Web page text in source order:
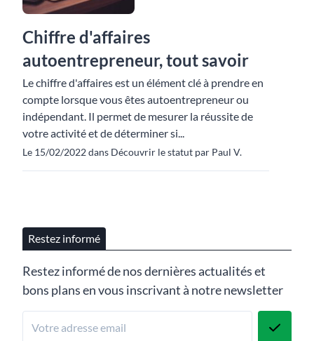
Chiffre d'affaires
autoentrepreneur, tout savoir
Le chiffre d'affaires est un élément clé à prendre en
compte lorsque vous êtes autoentrepreneur ou
indépendant. Il permet de mesurer la réussite de
votre activité et de déterminer si...
Le 15/02/2022 dans Découvrir le statut par Paul V.
Restez informé
Restez informé de nos dernières actualités et
bons plans en vous inscrivant à notre newsletter